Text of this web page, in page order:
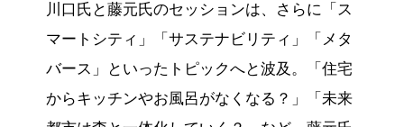
川口氏と藤元氏のセッションは、さらに「ス
マートシティ」「サステナビリティ」「メタ
バース」といったトピックへと波及。「住宅
からキッチンやお風呂がなくなる？」「未来